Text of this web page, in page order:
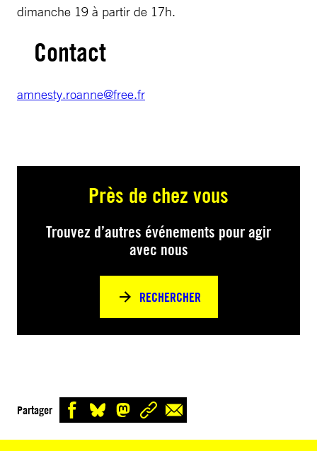
dimanche 19 à partir de 17h.
Contact
amnesty.roanne@free.fr
Près de chez vous
Trouvez d’autres événements pour agir
avec nous
RECHERCHER
Partager